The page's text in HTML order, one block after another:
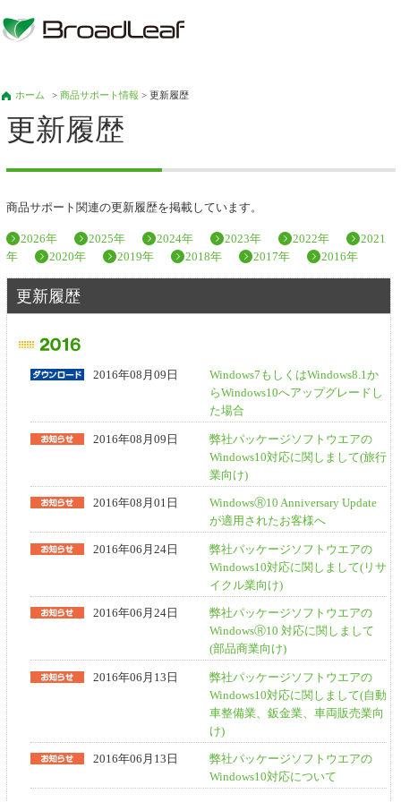
ホーム >商品サポート情報 > 更新履歴
更新履歴
商品サポート関連の更新履歴を掲載しています。
2026年 2025年 2024年 2023年 2022年
2021
年
2020年 2019年 2018年 2017年 2016年
更新履歴
2016年08月09日
Windows7もしくはWindows8.1か
らWindows10へアップグレードし
た場合
2016年08月09日
弊社パッケージソフトウエアの
Windows10対応に関しまして(旅行
業向け)
2016年08月01日
WindowsⓇ10 Anniversary Update
が適用されたお客様へ
2016年06月24日
弊社パッケージソフトウエアの
Windows10対応に関しまして(リサ
イクル業向け)
2016年06月24日
弊社パッケージソフトウエアの
WindowsⓇ10 対応に関しまして
(部品商業向け)
2016年06月13日
弊社パッケージソフトウエアの
Windows10対応に関しまして(自動
車整備業、鈑金業、車両販売業向
け)
2016年06月13日
弊社パッケージソフトウエアの
Windows10対応について